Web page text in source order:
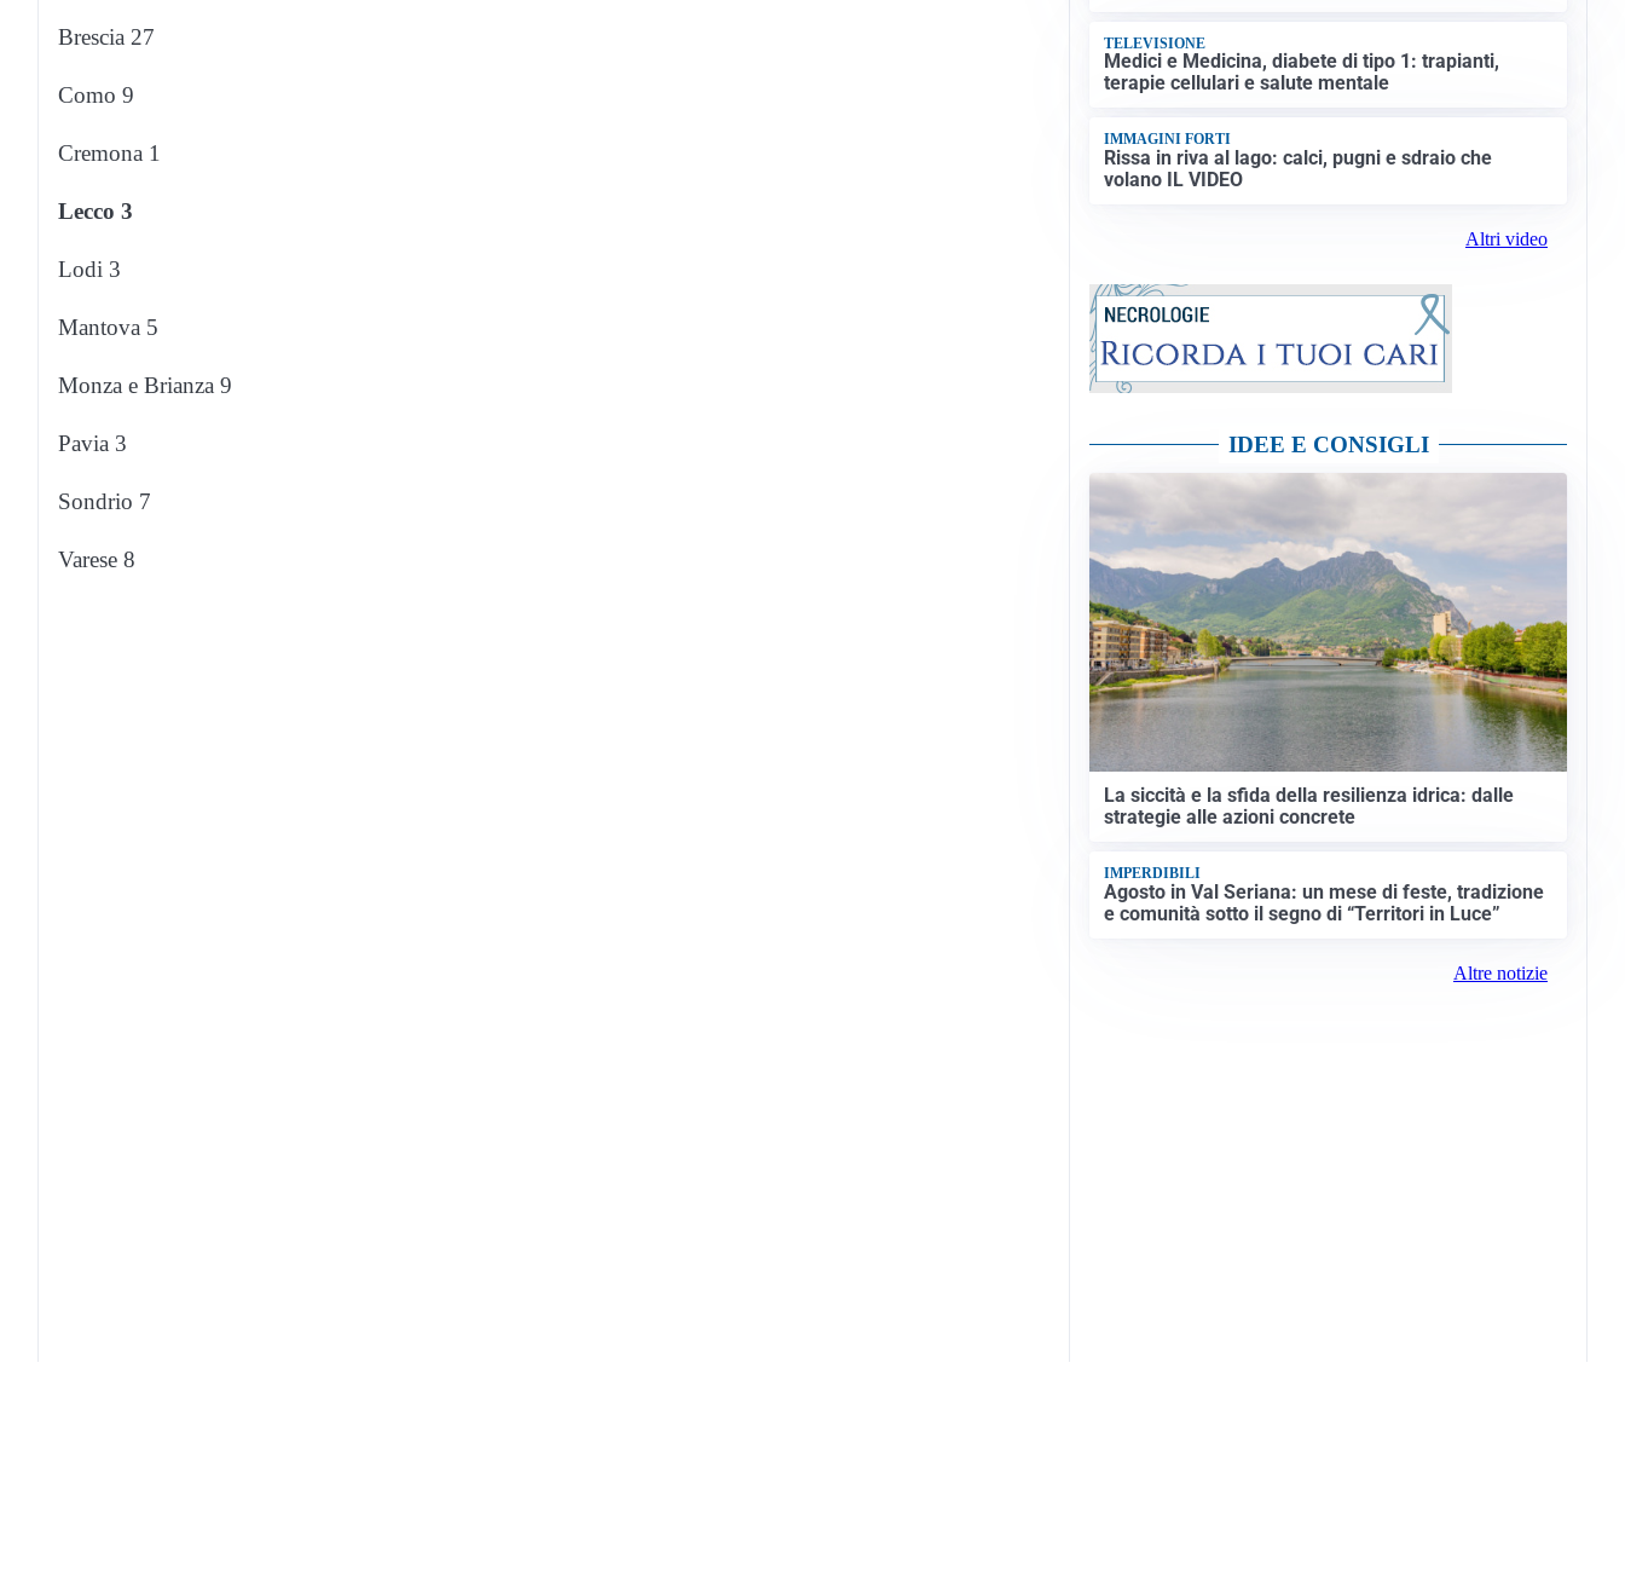
Brescia 27
Como 9
Cremona 1
Lecco 3
Lodi 3
Mantova 5
Monza e Brianza 9
Pavia 3
Sondrio 7
Varese 8
TELEVISIONE
Medici e Medicina, diabete di tipo 1: trapianti,
terapie cellulari e salute mentale
IMMAGINI FORTI
Rissa in riva al lago: calci, pugni e sdraio che
volano IL VIDEO
Altri video
IDEE E CONSIGLI
La siccità e la sfida della resilienza idrica: dalle
strategie alle azioni concrete
IMPERDIBILI
Agosto in Val Seriana: un mese di feste, tradizione
e comunità sotto il segno di “Territori in Luce”
Altre notizie